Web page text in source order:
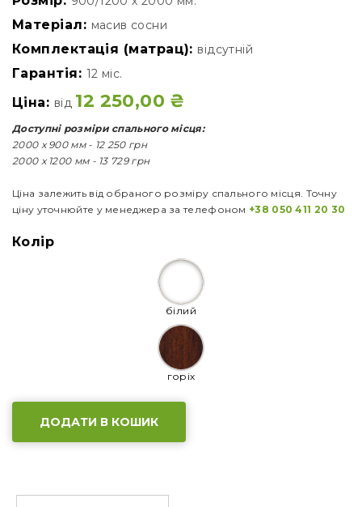
Матеріал: масив сосни
Комплектація (матрац): відсутній
Гарантія: 12 міс.
Ціна: від 12 250,00 ₴
Доступні розміри спального місця:
2000 х 900 мм - 12 250 грн
2000 х 1200 мм - 13 729 грн
Ціна залежить від обраного розміру спального місця. Точну
ціну уточнюйте у менеджера за телефоном +38 050 411 20 30
Колір
білий
горіх
ДОДАТИ В КОШИК